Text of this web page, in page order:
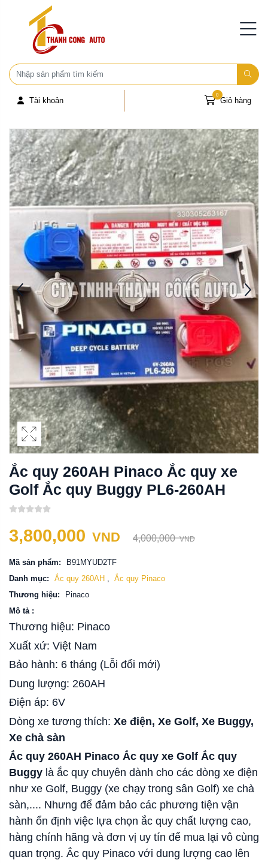
Tài khoản Giỏ hàng
0
Ắc quy 260AH Pinaco Ắc quy xe
Golf Ắc quy Buggy PL6-260AH
3,800,000 VND 4,000,000VND
Mã sản phẩm:
B91MYUD2TF
Danh mục:
Ắc quy 260AH
Ắc quy Pinaco
Thương hiệu:
Pinaco
Mô tả :
Thương hiệu: Pinaco
Xuất xứ: Việt Nam
Bảo hành: 6 tháng (Lỗi đổi mới)
Dung lượng: 260AH
Điện áp: 6V
Dòng xe tương thích: Xe điện, Xe Golf, Xe Buggy,
Xe chà sàn
Ắc quy 260AH Pinaco Ắc quy xe Golf Ắc quy
Buggy là ắc quy chuyên dành cho các dòng xe điện
như xe Golf, Buggy (xe chạy trong sân Golf) xe chà
sàn,.... Nhưng để đảm bảo các phương tiện vận
hành ổn định việc lựa chọn ắc quy chất lượng cao,
hàng chính hãng và đơn vị uy tín để mua lại vô cùng
quan trọng. Ắc quy Pinaco với dung lượng cao lên